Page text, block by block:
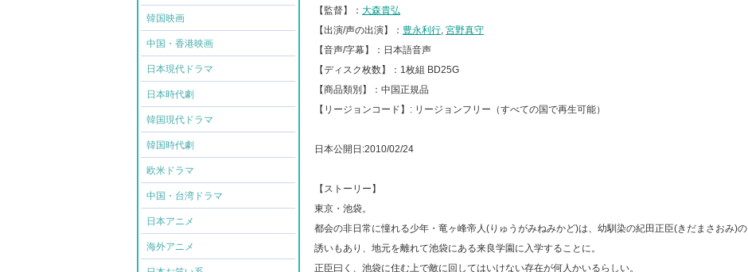
韓国映画
中国・香港映画
日本現代ドラマ
日本時代劇
韓国現代ドラマ
韓国時代劇
欧米ドラマ
中国・台湾ドラマ
日本アニメ
海外アニメ
【監督】： 大森貴弘
【出演/声の出演】： 豊永利行, 宮野真守
【音声/字幕】：日本語音声
【ディスク枚数】：1枚組 BD25G
【商品類別】：中国正規品
【リージョンコード】: リージョンフリー（すべての国で再生可能）
日本公開日:2010/02/24
【ストーリー】
東京・池袋。
都会の非日常に憧れる少年・竜ヶ峰帝人(りゅうがみねみかど)は、幼馴染の紀田正臣(きだまさおみ)の
誘いもあり、地元を離れて池袋にある来良学園に入学することに。
正臣曰く、池袋に住む上で敵に回してはいけない存在が何人かいるらしい。